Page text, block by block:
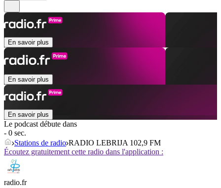
En savoir plus
En savoir plus
En savoir plus
Le podcast débute dans
- 0 sec.
Stations de radio RADIO LEBRIJA 102,9 FM
Écoutez gratuitement cette radio dans l'application :
radio.fr